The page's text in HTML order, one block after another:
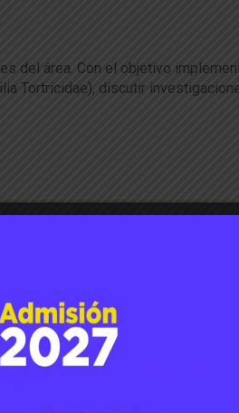
del área. Con el objetivo
Tortricidae), discutir
95 0